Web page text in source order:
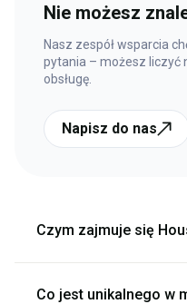
Nie możesz
Nasz zespół wsparcia
pytania – możesz liczyć
obsługę.
Napisz do nas
Czym zajmuje się
Co jest unikalnego w